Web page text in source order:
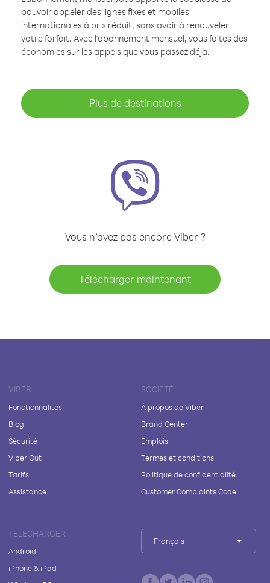
pouvoir appeler des lignes fixes et mobiles
internationales à prix réduit, sans avoir à renouveler
votre forfait. Avec l'abonnement mensuel, vous faites des
économies sur les appels que vous passez déjà.
Plus de destinations
Vous n’avez pas encore Viber ?
Télécharger maintenant
VIBER
Fonctionnalités
Blog
Sécurité
Viber Out
Tarifs
Assistance
SOCIÉTÉ
À propos de Viber
Brand Center
Emplois
Termes et conditions
Politique de confidentialité
Customer Complaints Code
TÉLÉCHARGER
Android
iPhone & iPad
Français